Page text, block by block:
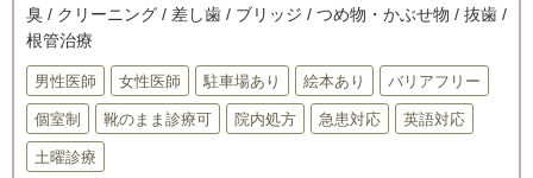
臭 / クリーニング / 差し歯 / ブリッジ / つめ物・かぶせ物 / 抜歯 /
根管治療
男性医師 女性医師 駐車場あり 絵本あり バリアフリー
個室制 靴のまま診療可 院内処方 急患対応 英語対応
土曜診療